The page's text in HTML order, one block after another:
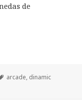
de
el tío del mazo,
Etiquetas
arcade, dinamic